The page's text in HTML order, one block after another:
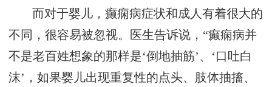
而对于婴儿，癫痫病症状和成人有着很大的
不同，很容易被忽视。医生告诉说，“癫痫病并
不是老百姓想象的那样是‘倒地抽筋’、‘口吐白
沫’，如果婴儿出现重复性的点头、肢体抽搐、